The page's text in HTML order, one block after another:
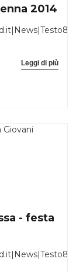
2014
Leggi di più
- festa